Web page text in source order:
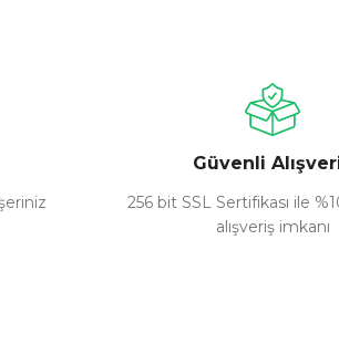
Güvenli
256 bit SSL Sertifikası ile
alışveriş imkanı